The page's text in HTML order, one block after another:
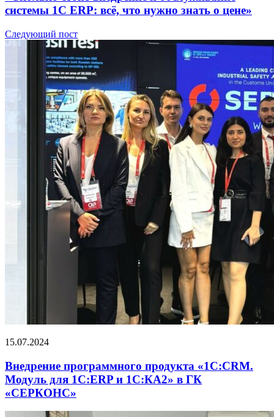
системы 1С ERP: всё, что нужно знать о цене»
Следующий пост
15.07.2024
Внедрение программного продукта «1С:CRM.
Модуль для 1С:ERP и 1С:КА2» в ГК
«СЕРКОНС»